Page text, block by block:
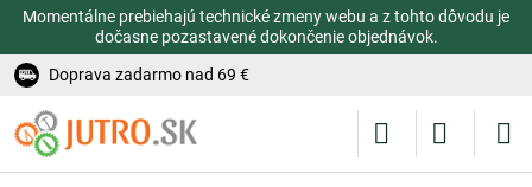
Momentálne prebiehajú technické zmeny webu a z tohto dôvodu je
dočasne pozastavené dokončenie objednávok.
Doprava zadarmo nad 69 €